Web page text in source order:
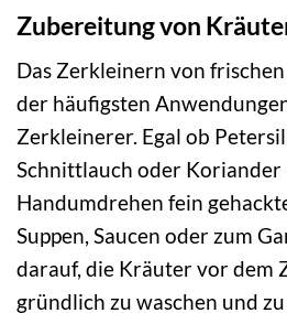
Zubereitung von
Das Zerkleinern von
der häufigsten
Zerkleinerer. Egal ob
Schnittlauch oder Koriander
Handumdrehen fein
Suppen, Saucen oder zum
darauf, die Kräuter vor dem
gründlich zu waschen und